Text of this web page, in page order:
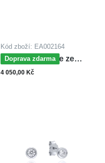
Kód zboží: EA002164
Doprava zdarma
MOISS náušnice ze
žlutého zlata
4 050,00 Kč